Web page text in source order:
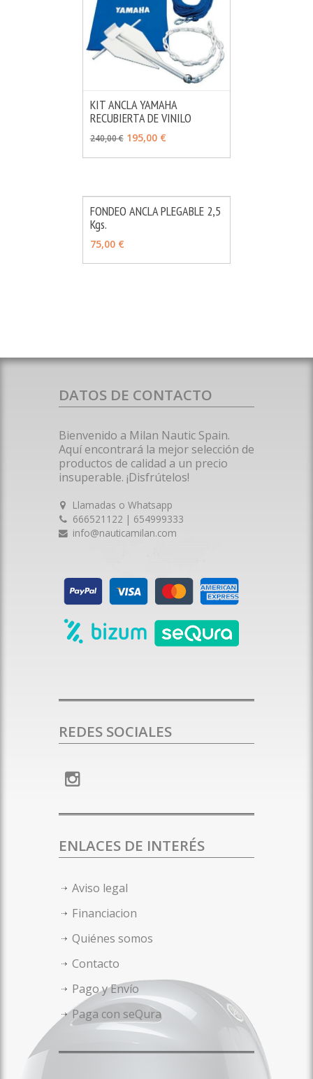
AÑADIR MÁS INFO
KIT ANCLA YAMAHA
RECUBIERTA DE VINILO
240,00 € 195,00 €
AÑADIR
FONDEO ANCLA PLEGABLE 2,5
Kgs.
75,00 €
DATOS DE CONTACTO
Bienvenido a Milan Nautic Spain.
Aquí encontrará la mejor selección de
productos de calidad a un precio
insuperable. ¡Disfrútelos!
Llamadas o Whatsapp
666521122 | 654999333
info@nauticamilan.com
REDES SOCIALES
ENLACES DE INTERÉS
Aviso legal
Financiacion
Quiénes somos
Contacto
Pago y Envío
Paga con seQura